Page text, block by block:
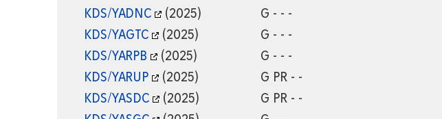
KDS/YADNC
(2025)
G - - -
KDS/YAGTC
(2025)
G - - -
KDS/YARPB
(2025)
G - - -
KDS/YARUP
(2025)
G PR - -
KDS/YASDC
(2025)
G PR - -